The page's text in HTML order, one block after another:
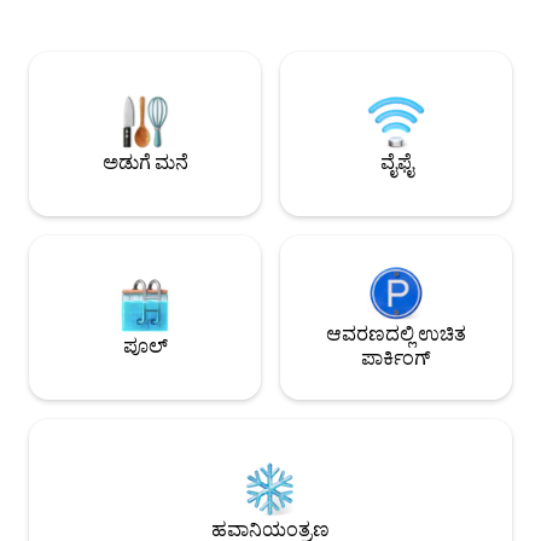
ಆನಂದಿಸಿ. ಎಂಪೈರ್ ಸ್ಟೇಟ್ ಬಿಲ್ಡಿಂಗ್ 5 ನಿಮಿಷಗಳ
ನಡಿಗೆ ದೂರದಲ್ಲಿದೆ ಮತ್ತು ಸಿಬ್ಬಂದಿ ಇರುವ ಫ್ರಂಟ್ ಡೆಸ್ಕ್
24/7 ತೆರೆದಿರುತ್ತದೆ, ಪ್ರತಿ ಬ್ಯಾಗ್‌ಗೆ $7 ದರದಲ್ಲಿ ಲಗೇಜ್
ಡ್ರಾಪ್‌ಆಫ್/ಸಂಗ್ರಹಣೆ ಸೌಲಭ್ಯವಿದೆ
ಸ್ಥಳಗಳಿಂದ
ಟ್ರಿಪ್, ಲಿನೆನ್‌ಗಳು,
ಪ್ಯಾನ್‌ಗಳು, ಫ್ರಿಜ್
ಎಲ್ಲವನ್ನೂ
ಅಡುಗೆ ಮನೆ ವೈಫೈ
ಪೂಲ್
ಆವರಣದಲ್ಲಿ ಉಚಿತ
ಪಾರ್ಕಿಂಗ್
ಹವಾನಿಯಂತ್ರಣ